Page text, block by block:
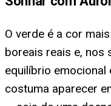
O verde é a cor
boreais reais e, nos
equilíbrio emocional
costuma aparecer